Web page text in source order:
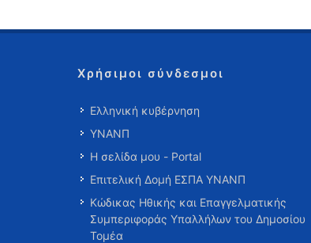
Χρήσιμοι σύνδεσμοι
Ελληνική κυβέρνηση
ΥΝΑΝΠ
Η σελίδα μου - Portal
Επιτελική Δομή ΕΣΠΑ ΥΝΑΝΠ
Κώδικας Ηθικής και Επαγγελματικής
Συμπεριφοράς Υπαλλήλων του Δημοσίου
Τομέα